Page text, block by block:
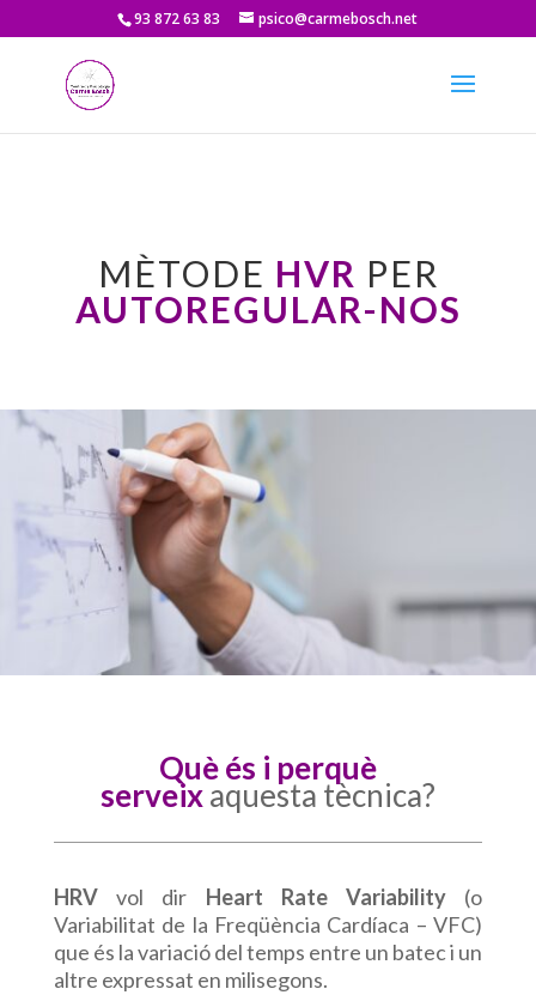
93 872 63 83 psico@carmebosch.net
MÈTODE HVR PER
AUTOREGULAR-NOS
Què és i perquè
serveixaquesta tècnica?
HRVvol dir Heart Rate Variability(o
Variabilitat de la Freqüència Cardíaca – VFC)
que és la variació del temps entre un batec i un
altre expressat en milisegons.